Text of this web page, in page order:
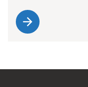
arrow_forward